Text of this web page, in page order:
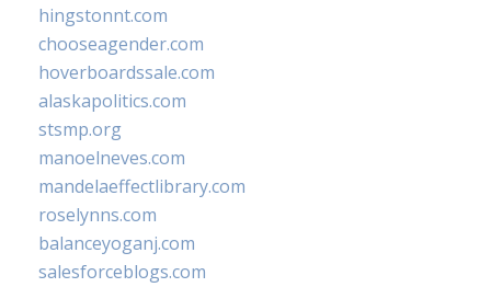
hingstonnt.com
chooseagender.com
hoverboardssale.com
alaskapolitics.com
stsmp.org
manoelneves.com
mandelaeffectlibrary.com
roselynns.com
balanceyoganj.com
salesforceblogs.com